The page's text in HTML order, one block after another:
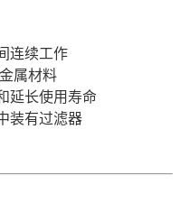
连续工作
属材料
延长使用寿命
装有过滤器